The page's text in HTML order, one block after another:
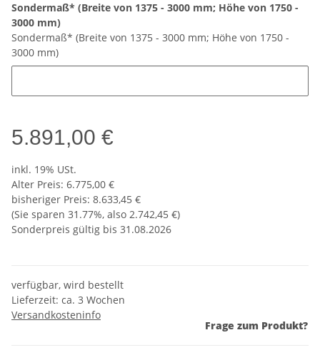
Sondermaß* (Breite von 1375 - 3000 mm; Höhe von 1750 -
3000 mm)
Sondermaß* (Breite von 1375 - 3000 mm; Höhe von 1750 -
3000 mm)
5.891,00 €
inkl. 19% USt.
Alter Preis: 6.775,00 €
bisheriger Preis: 8.633,45 €
(Sie sparen 31.77%, also 2.742,45 €)
Sonderpreis gültig bis 31.08.2026
verfügbar, wird bestellt
Lieferzeit: ca. 3 Wochen
Versandkosteninfo
Frage zum Produkt?